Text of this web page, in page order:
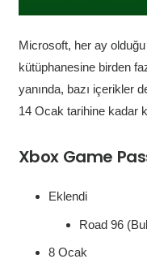
Microsoft, her ay
kütüphanesine birden
yanında, bazı içerikler
14 Ocak tarihine kadar
Xbox Game
Eklendi
Road 96
8 Ocak